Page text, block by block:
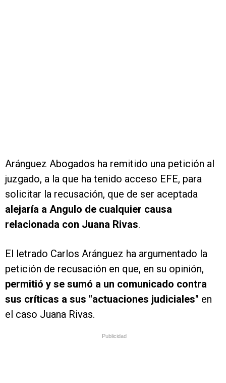
Aránguez Abogados ha remitido una petición al
juzgado, a la que ha tenido acceso EFE, para
solicitar la recusación, que de ser aceptada
alejaría a Angulo de cualquier causa
relacionada con Juana Rivas.
El letrado Carlos Aránguez ha argumentado la
petición de recusación en que, en su opinión,
permitió y se sumó a un comunicado contra
sus críticas a sus "actuaciones judiciales" en
el caso Juana Rivas.
Publicidad